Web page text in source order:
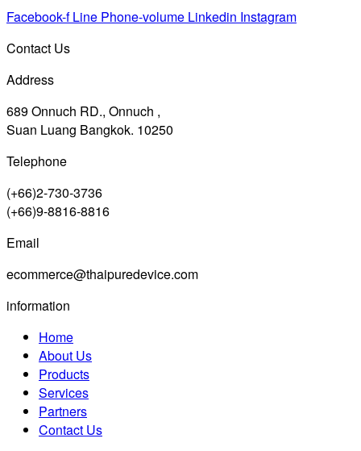
Facebook-f Line Phone-volume Linkedin Instagram
Contact Us
Address
689 Onnuch RD., Onnuch ,
Suan Luang Bangkok. 10250
Telephone
(+66)2-730-3736
(+66)9-8816-8816
Email
ecommerce@thaipuredevice.com
information
Home
About Us
Products
Services
Partners
Contact Us